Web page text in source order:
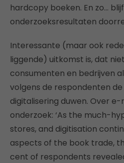
hardcopy boeken. En zo…
onderzoeksresultaten
Interessante (maar ook
liggende) uitkomst is, dat
consumenten en bedrijven
volgens de respondenten
digitalisering duwen. Over
onderzoek: ‘As the much-
stores, and digitisation
aspects of the book trade,
cent of respondents